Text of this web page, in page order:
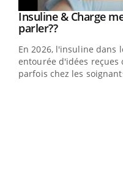
Youtube
Insuline & Charge
parler??Youtube
En 2026, l'insuline dans
entourée d'idées reçues
parfois chez les